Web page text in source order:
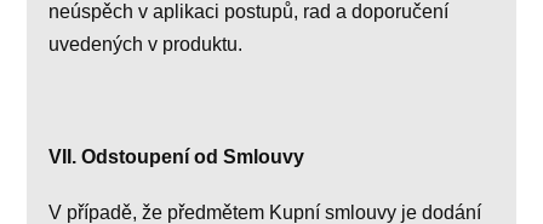
neúspěch v aplikaci postupů, rad a doporučení
uvedených v produktu.
VII. Odstoupení od Smlouvy
V případě, že předmětem Kupní smlouvy je dodání